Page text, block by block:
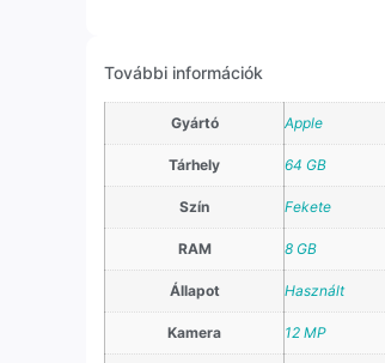
További információk
Gyártó Apple
Tárhely 64 GB
Szín Fekete
RAM 8 GB
Állapot Használt
Kamera 12 MP